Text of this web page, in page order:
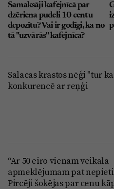
Samaksāji kafejnīcā par
dzēriena pudeli 10 centu
depozītu? Vai ir godīgi, ka no
tā "uzvārās" kafejnīca?
Salacas krastos nēģi "tur
konkurencē ar reņģi
“Ar 50 eiro vienam veikala
apmeklējumam pat
Pircēji šokējas par cenu